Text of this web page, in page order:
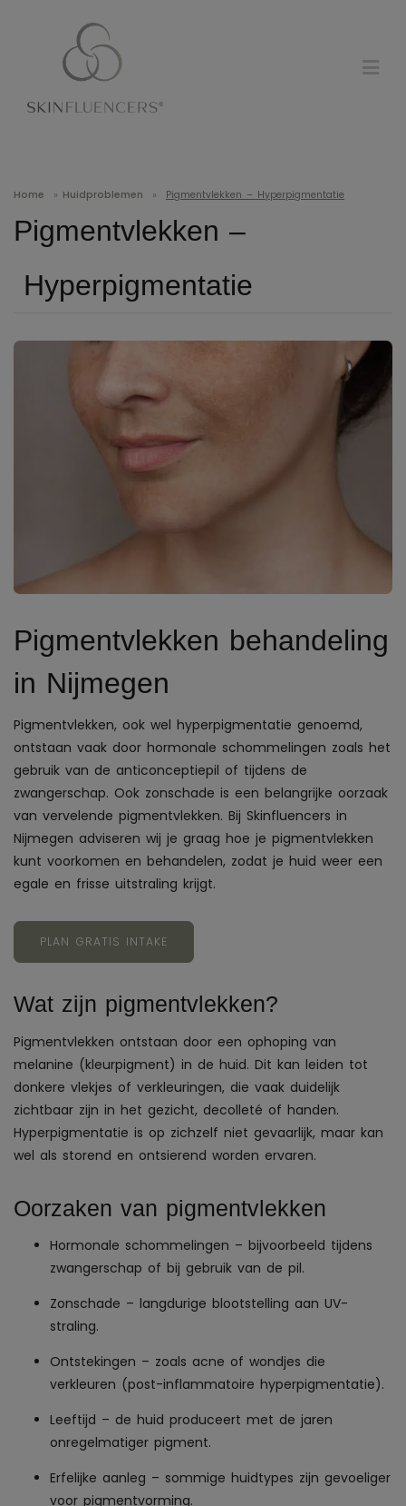
Home » Huidproblemen » Pigmentvlekken – Hyperpigmentatie
Pigmentvlekken –
Hyperpigmentatie
Pigmentvlekken behandeling
in Nijmegen
Pigmentvlekken, ook wel hyperpigmentatie genoemd,
ontstaan vaak door hormonale schommelingen zoals het
gebruik van de anticonceptiepil of tijdens de
zwangerschap. Ook zonschade is een belangrijke oorzaak
van vervelende pigmentvlekken. Bij Skinfluencers in
Nijmegen adviseren wij je graag hoe je pigmentvlekken
kunt voorkomen en behandelen, zodat je huid weer een
egale en frisse uitstraling krijgt.
PLAN GRATIS INTAKE
Wat zijn pigmentvlekken?
Pigmentvlekken ontstaan door een ophoping van
melanine (kleurpigment) in de huid. Dit kan leiden tot
donkere vlekjes of verkleuringen, die vaak duidelijk
zichtbaar zijn in het gezicht, decolleté of handen.
Hyperpigmentatie is op zichzelf niet gevaarlijk, maar kan
wel als storend en ontsierend worden ervaren.
Oorzaken van pigmentvlekken
Hormonale schommelingen – bijvoorbeeld tijdens
zwangerschap of bij gebruik van de pil.
Zonschade – langdurige blootstelling aan UV-
straling.
Ontstekingen – zoals acne of wondjes die
verkleuren (post-inflammatoire hyperpigmentatie).
Leeftijd – de huid produceert met de jaren
onregelmatiger pigment.
Erfelijke aanleg – sommige huidtypes zijn gevoeliger
voor pigmentvorming.